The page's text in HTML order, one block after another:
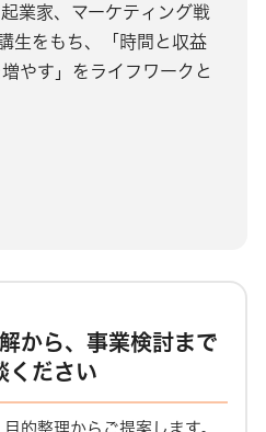
業家、マーケティング戦
生をもち、「時間と収益
やす」をライフワークと
から、事業検討まで
ください
的整理からご提案します。